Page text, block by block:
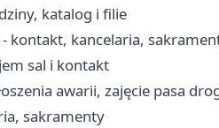
katalog i filie
kontakt, kancelaria,
sal i kontakt
awarii, zajęcie pasa
sakramenty